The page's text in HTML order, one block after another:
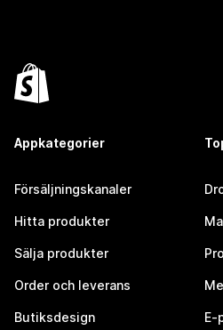
Appkategorier
Försäljningskanaler
Hitta produkter
Sälja produkter
Order och leverans
Butiksdesign E-